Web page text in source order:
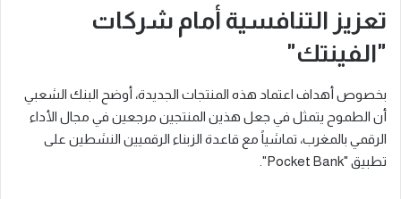
تعزيز التنافسية أمام شركات
"الفينتك"
بخصوص أهداف اعتماد هذه المنتجات الجديدة، أوضح البنك الشعبي
أن الطموح يتمثل في جعل هذين المنتجين مرجعين في مجال الأداء
الرقمي بالمغرب، تماشياً مع قاعدة الزبناء الرقميين النشطين على
تطبيق "Pocket Bank".